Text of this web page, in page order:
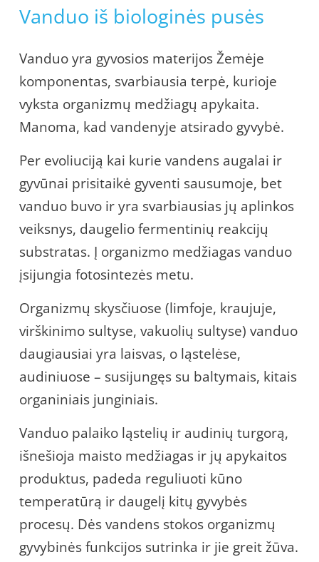
Vanduo iš biologinės pusės
Vanduo yra gyvosios materijos Žemėje
komponentas, svarbiausia terpė, kurioje
vyksta organizmų medžiagų apykaita.
Manoma, kad vandenyje atsirado gyvybė.
Per evoliuciją kai kurie vandens augalai ir
gyvūnai prisitaikė gyventi sausumoje, bet
vanduo buvo ir yra svarbiausias jų aplinkos
veiksnys, daugelio fermentinių reakcijų
substratas. Į organizmo medžiagas vanduo
įsijungia fotosintezės metu.
Organizmų skysčiuose (limfoje, kraujuje,
virškinimo sultyse, vakuolių sultyse) vanduo
daugiausiai yra laisvas, o ląstelėse,
audiniuose – susijungęs su baltymais, kitais
organiniais junginiais.
Vanduo palaiko ląstelių ir audinių turgorą,
išnešioja maisto medžiagas ir jų apykaitos
produktus, padeda reguliuoti kūno
temperatūrą ir daugelį kitų gyvybės
procesų. Dės vandens stokos organizmų
gyvybinės funkcijos sutrinka ir jie greit žūva.